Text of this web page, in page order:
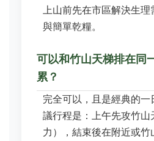
上山前先在市區解決生
與簡單乾糧。
可以和竹山天梯排在同
累？
完全可以，且是經典的
議行程是：上午先攻竹山
力），結束後在附近或